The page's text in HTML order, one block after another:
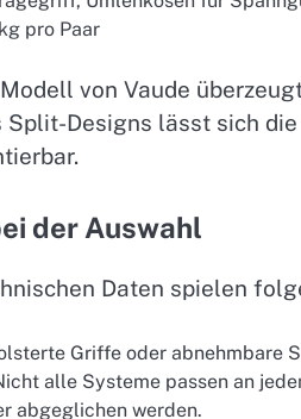
pro Paar
von Vaude
Split-Designs lässt sich
der Auswahl
Daten spielen
Griffe oder abnehmbare
alle Systeme passen an
abgeglichen werden.